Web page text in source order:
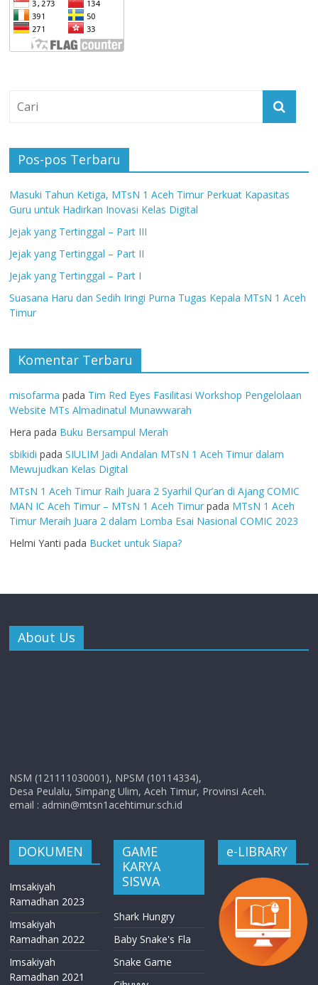
Pos-pos Terbaru
Masuki Tahun Ketiga, MTsN 1 Aceh Timur Perkuat Kapasitas
Guru untuk Hadirkan Inovasi Kelas Digital
Jejak yang Tertinggal – Part III
Jejak yang Tertinggal – Part II
Jejak yang Tertinggal – Part I
Suasana Haru dan Sedih Iringi Purna Tugas Kepala MTsN 1 Aceh
Timur
Komentar Terbaru
misofarma pada Tim Red Eyes Fasilitasi Workshop Pengelolaan
Website MTs Almadinatul Munawwarah
Hera pada Buku Bersampul Merah
sbikidi padaSIULIM Jadi Andalan MTsN 1 Aceh Timur dalam
Mewujudkan Kelas Digital
MTsN 1 Aceh Timur Raih Juara 2 Syarhil Qur’an di Ajang COMIC
MAN IC Aceh Timur – MTsN 1 Aceh Timur pada MTsN 1 Aceh
Timur Meraih Juara 2 dalam Lomba Esai Nasional COMIC 2023
Helmi Yanti pada Bucket untuk Siapa?
About Us
NSM (121111030001), NPSM (10114334),
Desa Peulalu, Simpang Ulim, Aceh Timur, Provinsi Aceh.
email : admin@mtsn1acehtimur.sch.id
DOKUMEN
Imsakiyah
Ramadhan 2023
Imsakiyah
Ramadhan 2022
Imsakiyah
Ramadhan 2021
GAME
KARYA
SISWA
Shark Hungry
Baby Snake's Fla
Snake Game
e-LIBRARY